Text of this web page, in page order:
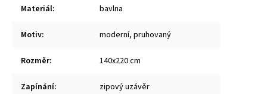
Materiál: bavlna
Motiv: moderní, pruhovaný
Rozměr: 140x220 cm
Zapínání: zipový uzávěr